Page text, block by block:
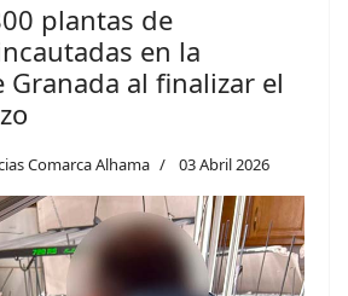
plantas de
en la
al finalizar el
Comarca Alhama 03 Abril 2026